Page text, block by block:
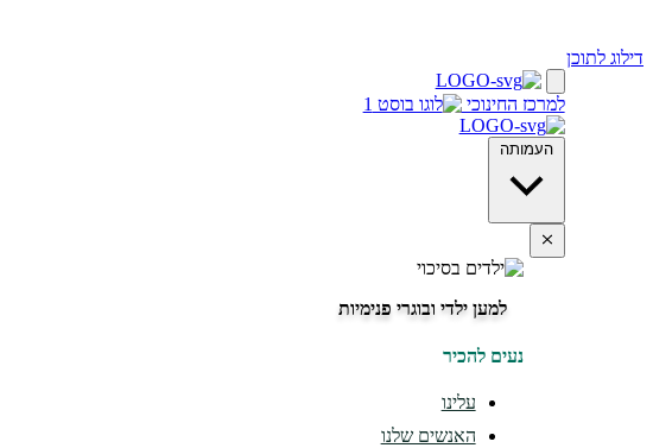
דילוג לתוכן
למרכז החינוכי
העמותה
למען ילדי ובוגרי פנימיות
נעים להכיר
עלינו
האנשים שלנו